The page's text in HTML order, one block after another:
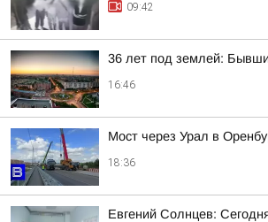
09:42
36 лет под землей:
16:46
Мост через Урал в
18:36
Евгений Солнцев: